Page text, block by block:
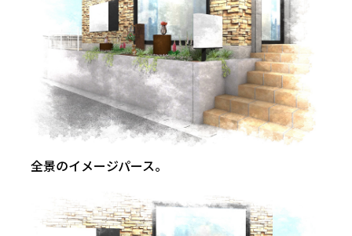
全景のイメージパース。